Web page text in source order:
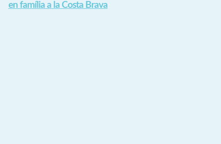
en família a la Costa Brava